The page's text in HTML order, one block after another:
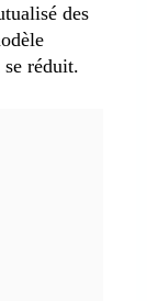
des
réduit.